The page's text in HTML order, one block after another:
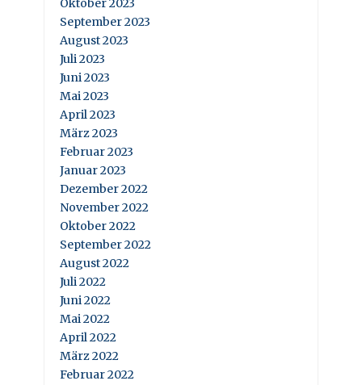
Oktober 2023
September 2023
August 2023
Juli 2023
Juni 2023
Mai 2023
April 2023
März 2023
Februar 2023
Januar 2023
Dezember 2022
November 2022
Oktober 2022
September 2022
August 2022
Juli 2022
Juni 2022
Mai 2022
April 2022
März 2022
Februar 2022